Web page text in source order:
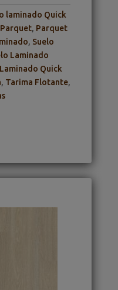
laminado Quick
Parquet, Parquet
, Suelo
Laminado
Quick
, Tarima Flotante,